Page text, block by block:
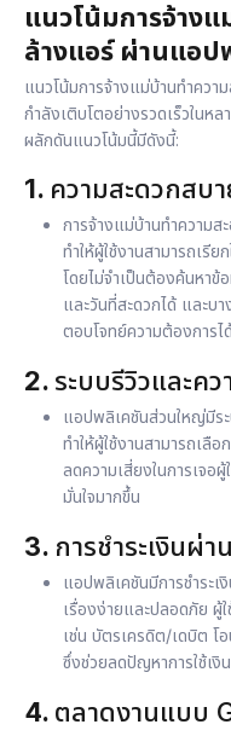
แนวโน้มการจ้างแ
ล้างแอร์ ผ่านแอป
แนวโน้มการจ้างแม่บ้านทำควา
กำลังเติบโตอย่างรวดเร็วในห
ผลักดันแนวโน้มนี้มีดังนี้:
1. ความสะดวกสบา
การจ้างแม่บ้านทำความ
ทำให้ผู้ใช้งานสามารถเรีย
โดยไม่จำเป็นต้องค้นหาข้
และวันที่สะดวกได้ และบ
ตอบโจทย์ความต้องการไ
2. ระบบรีวิวและค
แอปพลิเคชันส่วนใหญ่มีระ
ทำให้ผู้ใช้งานสามารถเลื
ลดความเสี่ยงในการเจอ
มั่นใจมากขึ้น
3. การชำระเงินผ่
แอปพลิเคชันมีการชำระเ
เรื่องง่ายและปลอดภัย ผู้ใ
เช่น บัตรเครดิต/เดบิต
ซึ่งช่วยลดปัญหาการใช้เงิ
4. ตลาดงานแบบ